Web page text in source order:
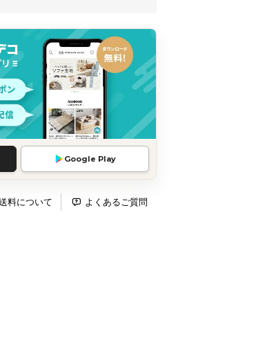
Google Play
料について よくあるご質問